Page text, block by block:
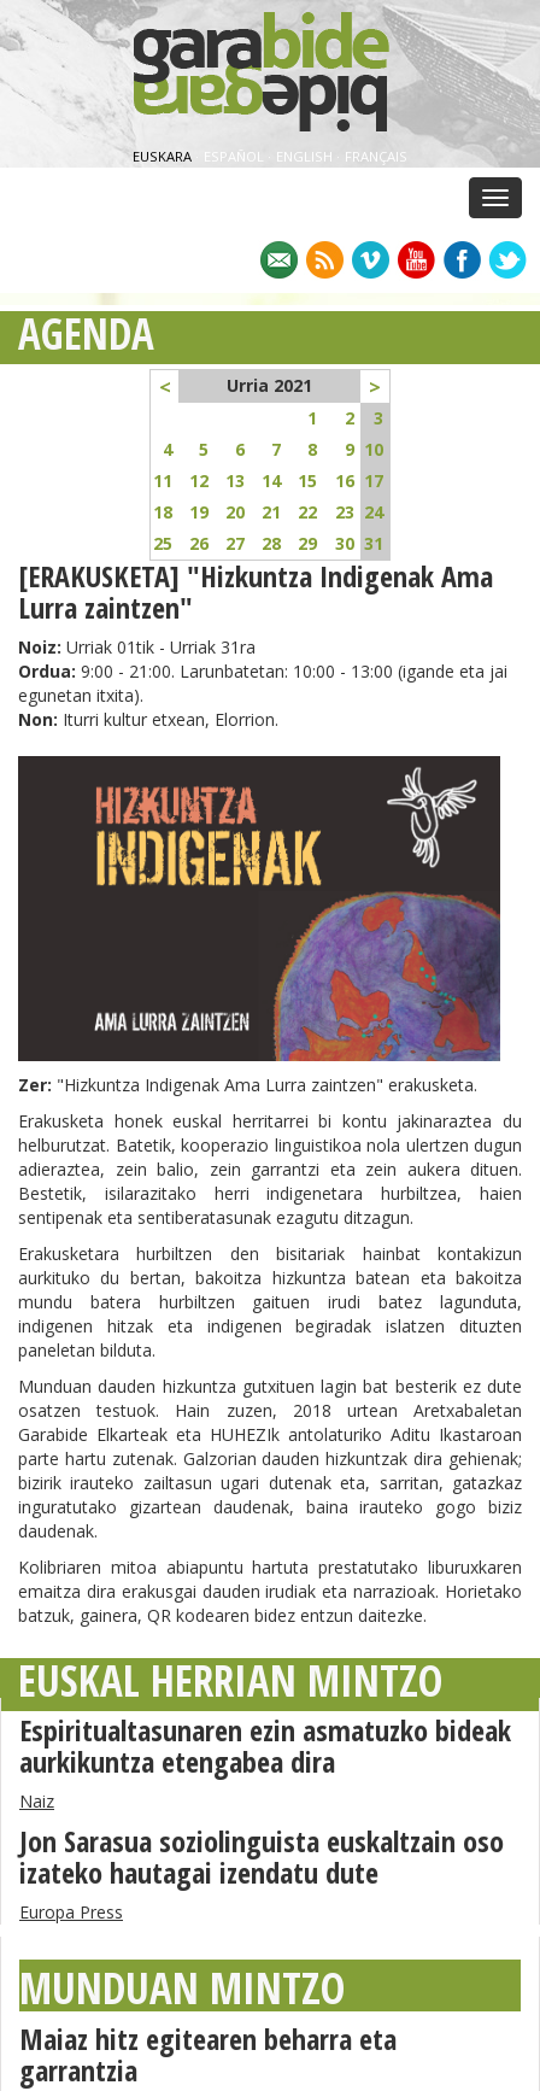
EUSKARA ESPAÑOL · ENGLISH · FRANÇAIS
AGENDA
< Urria 2021 >
1 2
3
4
5 6 7 8 9 10
11
12 13 14 15 16 17
18
19 20 21 22 23 24
25
26 27 28 29 30 31
[ERAKUSKETA] "Hizkuntza Indigenak Ama
Lurra zaintzen"
Noiz: Urriak 01tik - Urriak 31ra
Ordua: 9:00 - 21:00. Larunbatetan: 10:00 - 13:00 (igande eta jai
egunetan itxita).
Non: Iturri kultur etxean, Elorrion.
Zer: "Hizkuntza Indigenak Ama Lurra zaintzen" erakusketa.
Erakusketa honek euskal herritarrei bi kontu jakinaraztea du
helburutzat. Batetik, kooperazio linguistikoa nola ulertzen dugun
adieraztea, zein balio, zein garrantzi eta zein aukera dituen.
Bestetik, isilarazitako herri indigenetara hurbiltzea, haien
sentipenak eta sentiberatasunak ezagutu ditzagun.
Erakusketara hurbiltzen den bisitariak hainbat kontakizun
aurkituko du bertan, bakoitza hizkuntza batean eta bakoitza
mundu batera hurbiltzen gaituen irudi batez lagunduta,
indigenen hitzak eta indigenen begiradak islatzen dituzten
paneletan bilduta.
Munduan dauden hizkuntza gutxituen lagin bat besterik ez dute
osatzen testuok. Hain zuzen, 2018 urtean Aretxabaletan
Garabide Elkarteak eta HUHEZIk antolaturiko Aditu Ikastaroan
parte hartu zutenak. Galzorian dauden hizkuntzak dira gehienak;
bizirik irauteko zailtasun ugari dutenak eta, sarritan, gatazkaz
inguratutako gizartean daudenak, baina irauteko gogo biziz
daudenak.
Kolibriaren mitoa abiapuntu hartuta prestatutako liburuxkaren
emaitza dira erakusgai dauden irudiak eta narrazioak. Horietako
batzuk, gainera, QR kodearen bidez entzun daitezke.
EUSKAL HERRIAN MINTZO
Espiritualtasunaren ezin asmatuzko bideak
aurkikuntza etengabea dira
Naiz
Jon Sarasua soziolinguista euskaltzain oso
izateko hautagai izendatu dute
Europa Press
MUNDUAN MINTZO
Maiaz hitz egitearen beharra eta
garrantzia